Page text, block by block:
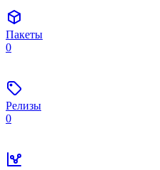
Пакеты
0
Релизы
0